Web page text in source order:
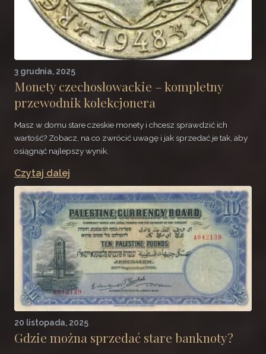
3 grudnia, 2025
Monety czechosłowackie – kompletny
przewodnik kolekcjonera
Masz w domu stare czeskie monety i chcesz sprawdzić ich
wartość? Zobacz, na co zwrócić uwagę i jak sprzedać je tak, aby
osiągnąć najlepszy wynik.
Czytaj dalej
20 listopada, 2025
Gdzie można sprzedać stare banknoty?